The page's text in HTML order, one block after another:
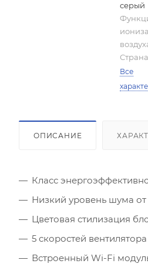
серый
Страна
Все
ОПИСАНИЕ
Класс
Низкий уровень шума от
Цветовая стилизация
5 скоростей
Встроенный Wi-Fi
Инсоляция (степень освещенности
Количество людей